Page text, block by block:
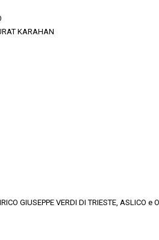
KARAHAN
GIUSEPPE VERDI DI TRIESTE, ASLICO e